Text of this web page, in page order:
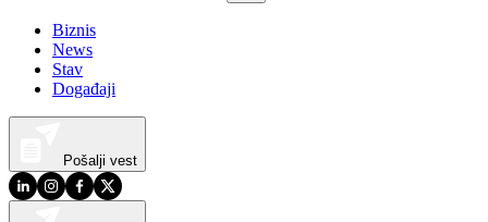
Biznis
News
Stav
Događaji
Pošalji vest